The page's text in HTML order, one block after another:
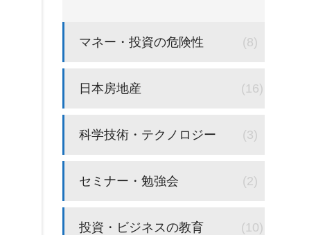
マネー・投資の危険性 (8)
日本房地産 (16)
科学技術・テクノロジー (3)
セミナー・勉強会 (2)
投資・ビジネスの教育 (10)